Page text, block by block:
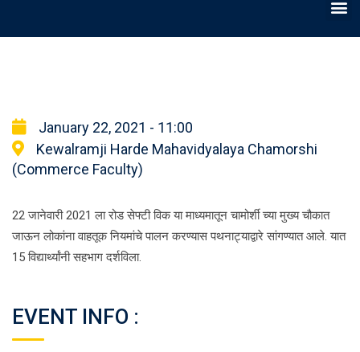
January 22, 2021 - 11:00
Kewalramji Harde Mahavidyalaya Chamorshi
(Commerce Faculty)
22 जानेवारी 2021 ला रोड सेफ्टी विक या माध्यमातून चामोर्शी च्या मुख्य चौकात
जाऊन लोकांना वाहतूक नियमांचे पालन करण्यास पथनाट्याद्वारे सांगण्यात आले. यात
15 विद्यार्थ्यांनी सहभाग दर्शविला.
EVENT INFO :